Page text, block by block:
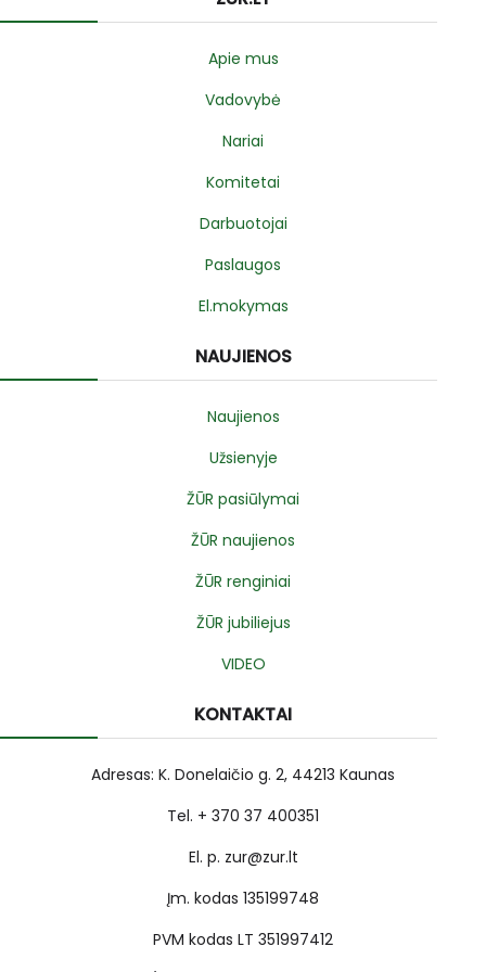
Apie mus
Vadovybė
Nariai
Komitetai
Darbuotojai
Paslaugos
El.mokymas
NAUJIENOS
Naujienos
Užsienyje
ŽŪR pasiūlymai
ŽŪR naujienos
ŽŪR renginiai
ŽŪR jubiliejus
VIDEO
KONTAKTAI
Adresas: K. Donelaičio g. 2, 44213 Kaunas
Tel. + 370 37 400351
El. p. zur@zur.lt
Įm. kodas 135199748
PVM kodas LT 351997412